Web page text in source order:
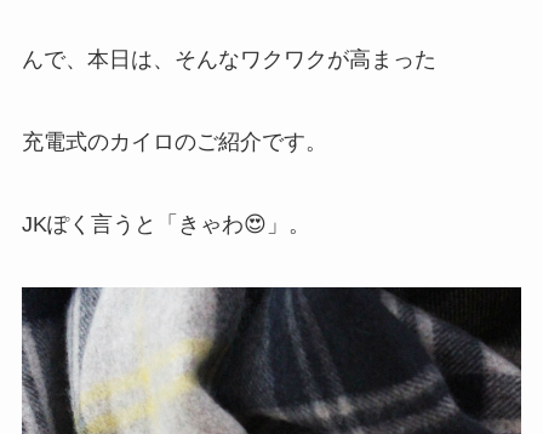
んで、本日は、そんなワクワクが高まった
充電式のカイロのご紹介です。
JKぽく言うと「きゃわ😍」。